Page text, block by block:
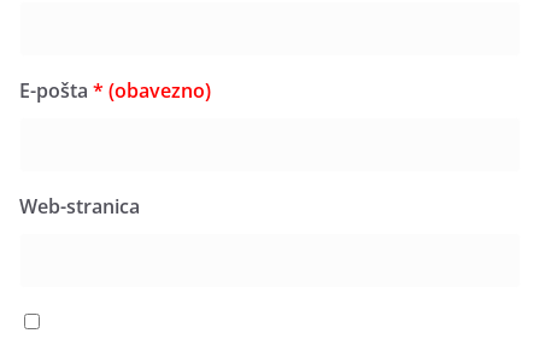
E-pošta * (obavezno)
Web-stranica